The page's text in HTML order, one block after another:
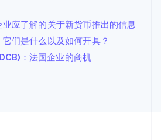
应了解的关于新货币推出的信息
们是什么以及如何开具？
：法国企业的商机